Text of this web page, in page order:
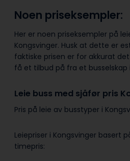
Noen priseksempler:
Her er noen priseksempler på
Kongsvinger. Husk at dette er
faktiske prisen er for akkurat
få et tilbud på fra et busselskap
Leie buss med sjåfør pris
Pris på leie av busstyper i
Leiepriser i Kongsvinger basert
timepris: